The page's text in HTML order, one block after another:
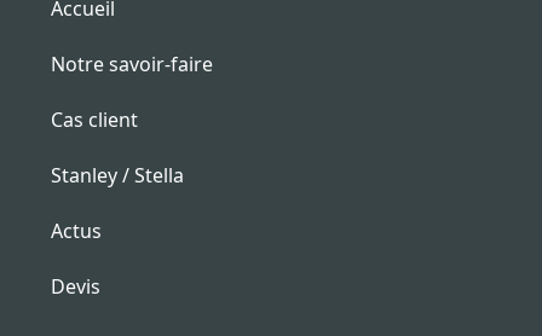
Accueil
Notre savoir-faire
Cas client
Stanley / Stella
Actus
Devis